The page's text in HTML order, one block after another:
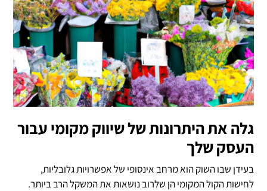
גלה את היתרונות של שיווק מקומי עבור
העסק שלך
בעידן שבו השוק הוא מרחב אינסופי של אפשרויות גלובליות,
לחישות הקול המקומי הן שלרוב נושאות את המשקל הרב ביותר.